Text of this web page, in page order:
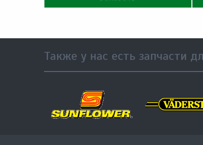
Также у нас есть запчасти